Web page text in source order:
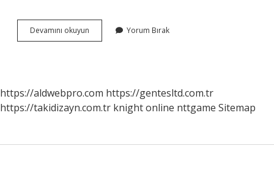
Devamını okuyun
Hafta
Aylıktır
Yorum Bırak
https://aldwebpro.com https://gentesltd.com.tr
https://takidizayn.com.tr knight online nttgame Sitemap